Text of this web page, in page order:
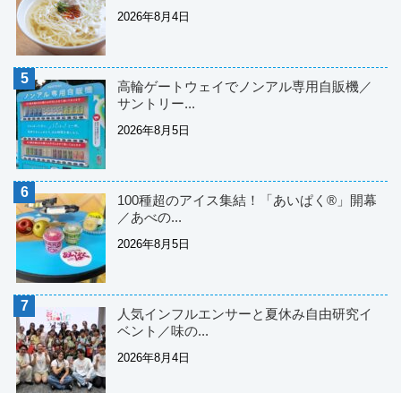
2026年8月4日
高輪ゲートウェイでノンアル専用自販機／
サントリー...
2026年8月5日
100種超のアイス集結！「あいぱく®」開幕
／あべの...
2026年8月5日
人気インフルエンサーと夏休み自由研究イ
ベント／味の...
2026年8月4日